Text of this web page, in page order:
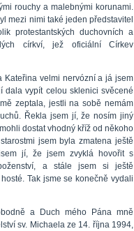
rouchy a malebnými korunami.
mezi nimi také jeden představitel
protestantských duchovních a
církví, jež oficiální Církev
Kateřina velmi nervózní a já jsem
dala vypít celou sklenici svěcené
zeptala, jestli na sobě nemám
Řekla jsem jí, že nosím jiný
dostat vhodný kříž od někoho
jsem byla zmatena ještě
jí, že jsem zvyklá hovořit s
a stále jsem si ještě
Tak jsme se konečně vydali
a Duch mého Pána mně
sv. Michaela ze 14. října 1994,